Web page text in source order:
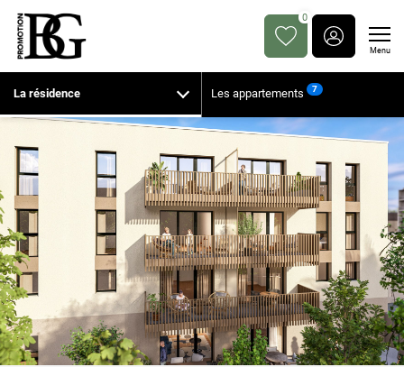
0
Menu
La résidence Les appartements 7